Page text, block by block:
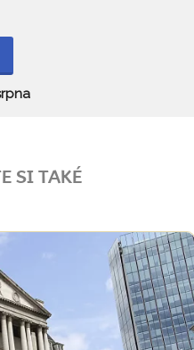
SI TAKÉ